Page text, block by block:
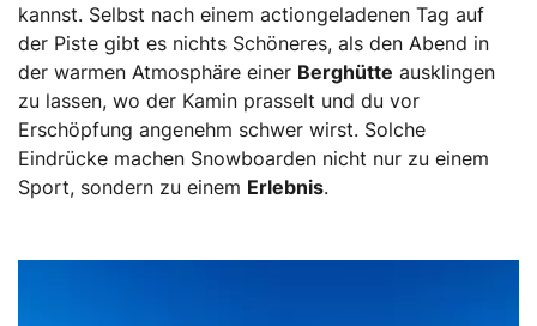
kannst. Selbst nach einem actiongeladenen Tag auf
der Piste gibt es nichts Schöneres, als den Abend in
der warmen Atmosphäre einer Berghütte ausklingen
zu lassen, wo der Kamin prasselt und du vor
Erschöpfung angenehm schwer wirst. Solche
Eindrücke machen Snowboarden nicht nur zu einem
Sport, sondern zu einem Erlebnis.